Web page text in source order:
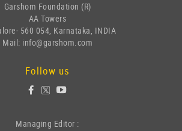
Garshom Foundation (R)
AA Towers
560 054, Karnataka, INDIA
Mail: info@garshom.com
Follow us
Managing Editor :